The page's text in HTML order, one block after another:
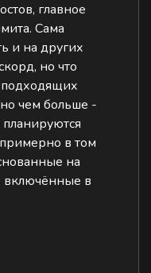
главное
Сама
и на других
но что
подходящих
чем больше -
в том
на
включённые в